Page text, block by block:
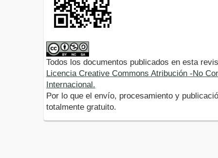
Todos los documentos publicados en esta
Licencia Creative Commons Atribución -No
Internacional.
Por lo que el envío, procesamiento y
totalmente gratuito.